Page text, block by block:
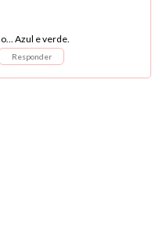
Azul e verde.
Responder